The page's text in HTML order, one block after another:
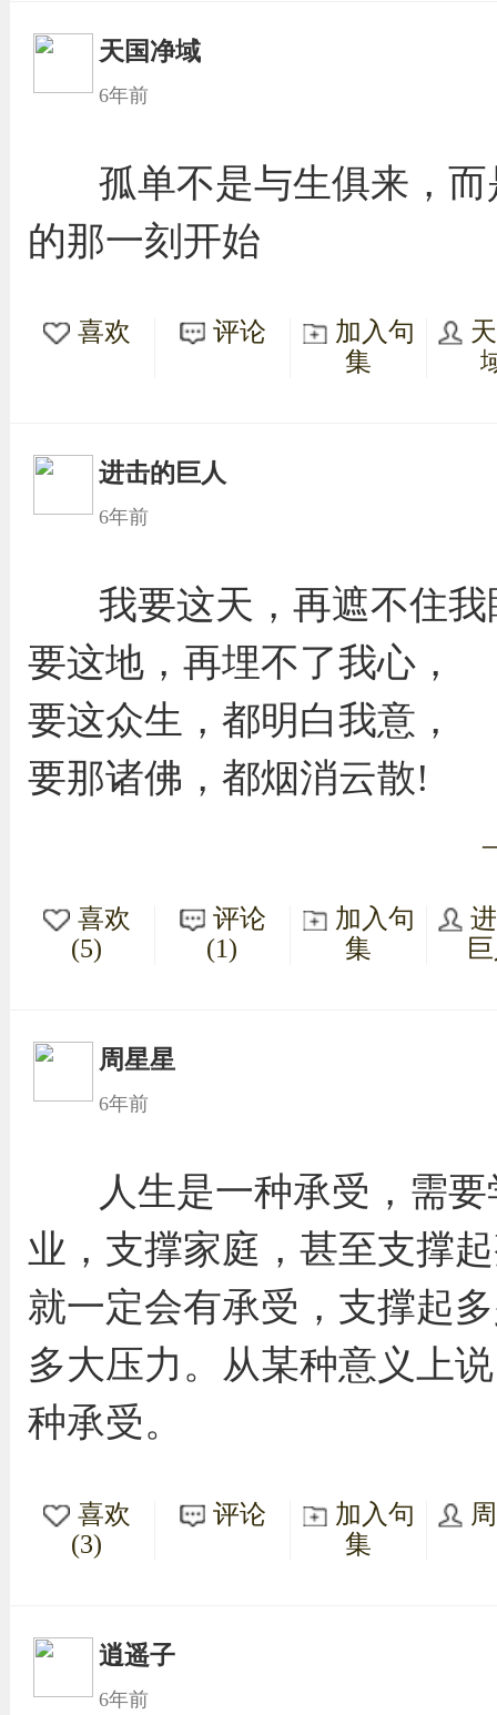
天国净域
6年前
孤单不是与生俱来，
的那一刻开始
喜欢 评论
加入句
集
进击的巨人
6年前
我要这天，再遮不住我
要这地，再埋不了我心，
要这众生，都明白我意，
要那诸佛，都烟消云散!
喜欢
(5)
评论
(1)
加入句
集
周星星
6年前
人生是一种承受，需
业，支撑家庭，甚至支撑
就一定会有承受，支撑起
多大压力。从某种意义上
种承受。
喜欢
(3)
评论
加入句
集
逍遥子
6年前